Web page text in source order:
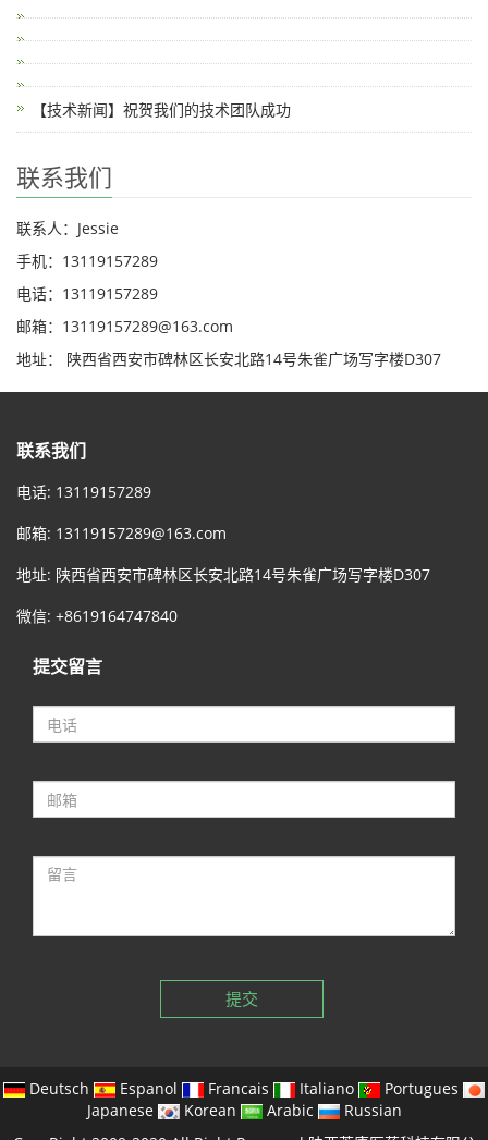
【技术新闻】祝贺我们的技术团队成功
联系我们
联系人：Jessie
手机：13119157289
电话：13119157289
邮箱：13119157289@163.com
地址： 陕西省西安市碑林区长安北路14号朱雀广场写字楼D307
联系我们
电话: 13119157289
邮箱: 13119157289@163.com
地址: 陕西省西安市碑林区长安北路14号朱雀广场写字楼D307
微信: +8619164747840
提交留言
提交
Deutsch Espanol Francais Italiano
Portugues
Japanese
Korean Arabic
Russian